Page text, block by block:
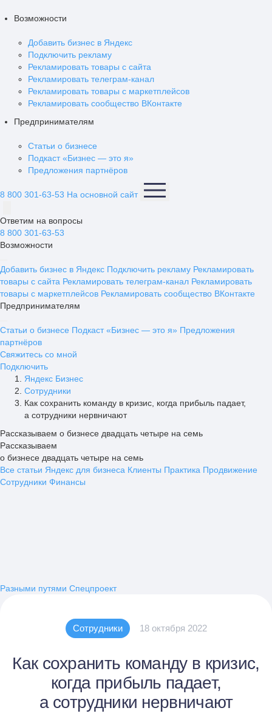
Возможности
Добавить бизнес в Яндекс
Подключить рекламу
Рекламировать товары с сайта
Рекламировать телеграм-канал
Рекламировать товары с маркетплейсов
Рекламировать сообщество ВКонтакте
Предпринимателям
Статьи о бизнесе
Подкаст «Бизнес — это я»
Предложения партнёров
8 800 301-63-53 На основной сайт
Ответим на вопросы
8 800 301-63-53
Возможности
Добавить бизнес в Яндекс Подключить рекламу Рекламировать
товары с сайта Рекламировать телеграм-канал Рекламировать
товары с маркетплейсов Рекламировать сообщество ВКонтакте
Предпринимателям
Статьи о бизнесе Подкаст «Бизнес — это я» Предложения
партнёров
Свяжитесь со мной
Подключить
Яндекс Бизнес
Сотрудники
Как сохранить команду в кризис, когда прибыль падает,
а сотрудники нервничают
Рассказываем о бизнесе двадцать четыре на семь
Рассказываем
о бизнесе двадцать четыре на семь
Все статьи Яндекс для бизнеса Клиенты Практика Продвижение
Сотрудники Финансы
Разными путями Спецпроект
Сотрудники 18 октября 2022
Как сохранить команду в кризис,
когда прибыль падает,
а сотрудники нервничают